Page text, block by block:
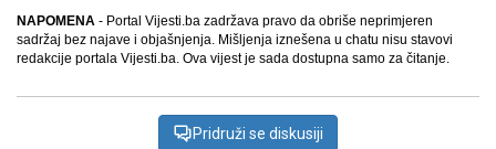
NAPOMENA - Portal Vijesti.ba zadržava pravo da obriše neprimjeren
sadržaj bez najave i objašnjenja. Mišljenja iznešena u chatu nisu stavovi
redakcije portala Vijesti.ba. Ova vijest je sada dostupna samo za čitanje.
Pridruži se diskusiji